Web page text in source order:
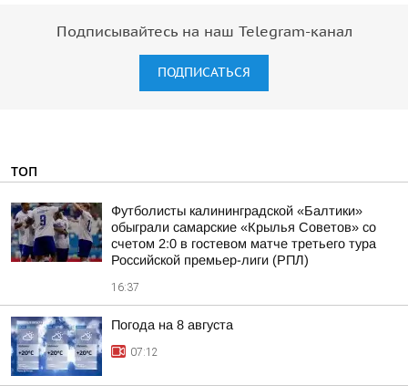
Подписывайтесь на наш Telegram-канал
ПОДПИСАТЬСЯ
ТОП
Футболисты калининградской «Балтики»
обыграли самарские «Крылья Советов» со
счетом 2:0 в гостевом матче третьего тура
Российской премьер-лиги (РПЛ)
16:37
Погода на 8 августа
07:12